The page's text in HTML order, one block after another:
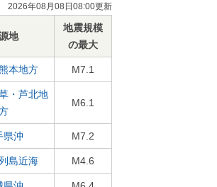
2026年08月08日08:00更新
地
地震規模
の最大
本地方 M7.1
・芦北地
M6.1
県沖 M7.2
島近海 M4.6